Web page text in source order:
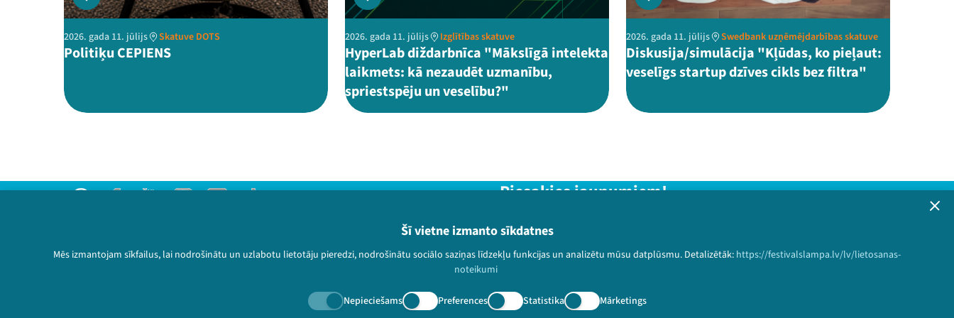
Šī vietne izmanto sīkdatnes
Mēs izmantojam sīkfailus, lai nodrošinātu un uzlabotu lietotāju pieredzi, nodrošinātu sociālo saziņas līdzekļu funkcijas un analizētu mūsu datplūsmu. Detalizētāk: https://festivalslampa.lv/lv/lietosanas-
noteikumi
Nepieciešams Preferences Statistika Mārketings
2026. gada 11. jūlijs Skatuve DOTS
Politiķu CEPIENS
2026. gada 11. jūlijs Izglītības skatuve
HyperLab diždarbnīca "Mākslīgā intelekta
laikmets: kā nezaudēt uzmanību,
spriestspēju un veselību?"
2026. gada 11. jūlijs Swedbank uzņēmējdarbības skatuve
Diskusija/simulācija "Kļūdas, ko pieļaut:
veselīgs startup dzīves cikls bez filtra"
Privātuma politika
Lietošanas noteikumi un sīkdatņu politika
© 2026 Sarunu festivāls LAMPA Visas tiesības paturētas.
Piesakies jaunumiem!
Nepalaid garām aktuālāko informāciju!
Pieteikties